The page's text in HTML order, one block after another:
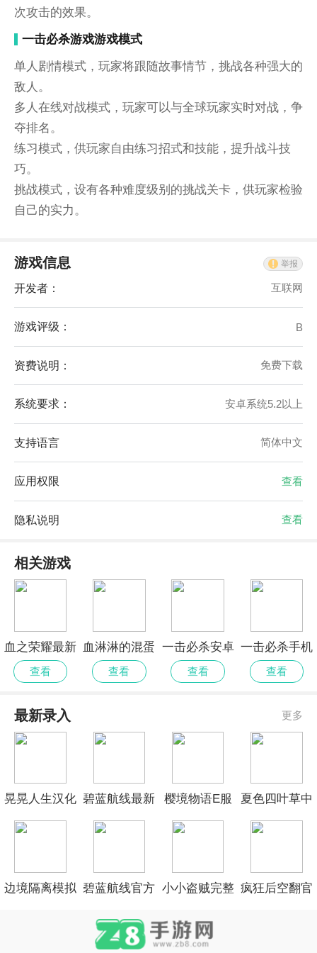
次攻击的效果。
一击必杀游戏游戏模式
单人剧情模式，玩家将跟随故事情节，挑战各种强大的
敌人。
多人在线对战模式，玩家可以与全球玩家实时对战，争
夺排名。
练习模式，供玩家自由练习招式和技能，提升战斗技
巧。
挑战模式，设有各种难度级别的挑战关卡，供玩家检验
自己的实力。
游戏信息 举报
开发者： 互联网
游戏评级： B
资费说明： 免费下载
系统要求： 安卓系统5.2以上
支持语言 简体中文
应用权限 查看
隐私说明 查看
相关游戏
血之荣耀最新
版
查看
血淋淋的混蛋
官方版
查看
一击必杀安卓
版
查看
一击必杀手机
版
查看
最新录入 更多
晃晃人生汉化 碧蓝航线最新
樱境物语E服
夏色四叶草中
边境隔离模拟 碧蓝航线官方 小小盗贼完整 疯狂后空翻官